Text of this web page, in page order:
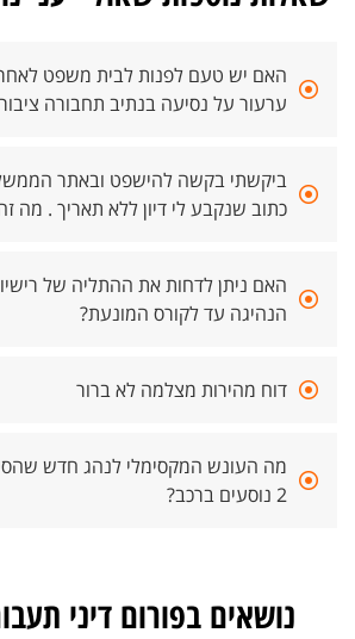
האם יש טעם לפנות לבית משפט
ערעור על נסיעה בנתיב תחבורה
ביקשתי בקשה להישפט ובאתר
כתוב שנקבע לי דיון ללא תאריך . מה
האם ניתן לדחות את ההתליה של
הנהיגה עד לקורס המונעת?
דוח מהירות מצלמה לא ברור
מה העונש המקסימלי לנהג חדש
2 נוסעים ברכב?
נושאים בפורום דיני